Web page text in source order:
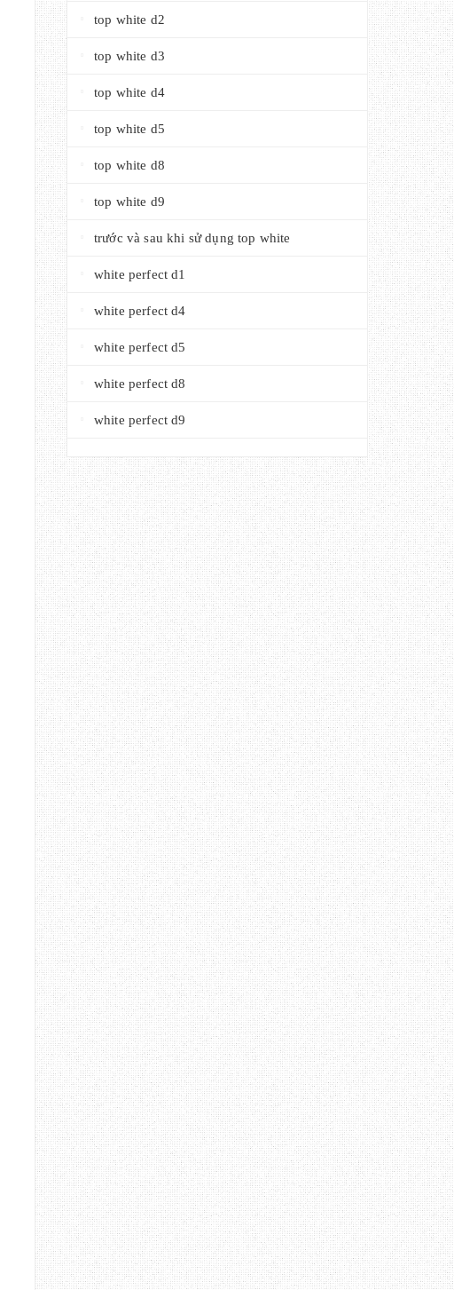
top white d2
top white d3
top white d4
top white d5
top white d8
top white d9
trước và sau khi sử dụng top white
white perfect d1
white perfect d4
white perfect d5
white perfect d8
white perfect d9